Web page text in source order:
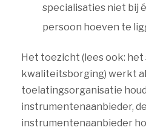
specialisaties niet bij
persoon hoeven te
Het toezicht (lees ook: het
kwaliteitsborging) werkt
toelatingsorganisatie
instrumentenaanbieder, de
instrumentenaanbieder